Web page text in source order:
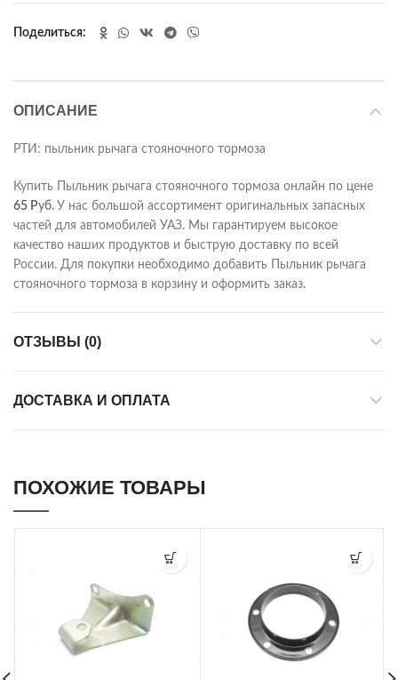
Поделиться
ОПИСАНИЕ
РТИ: пыльник рычага стояночного тормоза
Купить Пыльник рычага стояночного тормоза онлайн по цене
65 Руб. У нас большой ассортимент оригинальных запасных
частей для автомобилей УАЗ. Мы гарантируем высокое
качество наших продуктов и быструю доставку по всей
России. Для покупки необходимо добавить Пыльник рычага
стояночного тормоза в корзину и оформить заказ.
ОТЗЫВЫ (0)
ДОСТАВКА И ОПЛАТА
ПОХОЖИЕ ТОВАРЫ